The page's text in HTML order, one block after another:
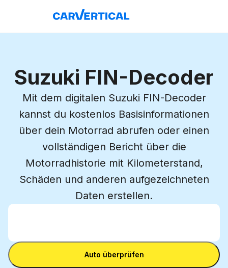
Suzuki FIN-Decoder
Mit dem digitalen Suzuki FIN-Decoder
kannst du kostenlos Basisinformationen
über dein Motorrad abrufen oder einen
vollständigen Bericht über die
Motorradhistorie mit Kilometerstand,
Schäden und anderen aufgezeichneten
Daten erstellen.
FIN eingeben
FIN eingeben
Auto überprüfen